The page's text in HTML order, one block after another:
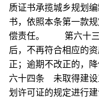
质证书承揽城乡规划
书，依照本条第一款
偿责任。 第六十三
后，不再符合相应的
正；逾期不改正的
六十四条 未取得建设
划许可证的规定进行